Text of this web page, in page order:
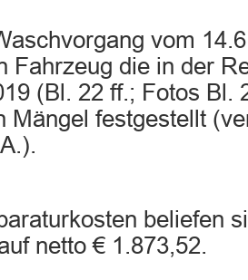
vom
Fahrzeug die in der
(Bl. 22 ff.; Fotos Bl.
Mängel festgestellt
beliefen
netto € 1.873,52.